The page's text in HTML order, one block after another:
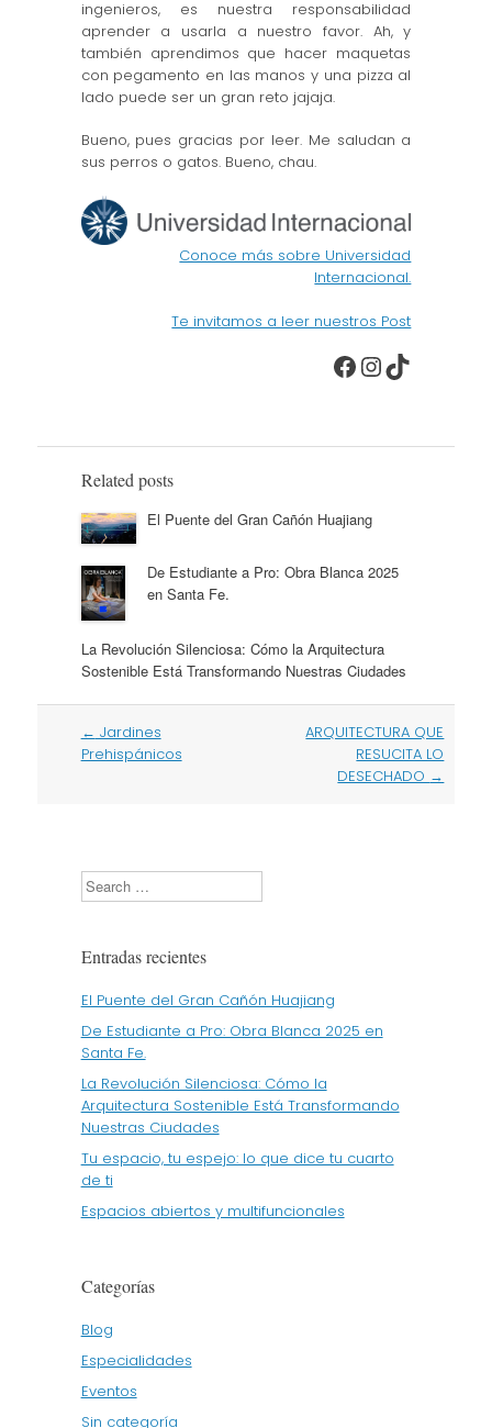
ingenieros, es nuestra responsabilidad
aprender a usarla a nuestro favor. Ah, y
también aprendimos que hacer maquetas
con pegamento en las manos y una pizza al
lado puede ser un gran reto jajaja.
Bueno, pues gracias por leer. Me saludan a
sus perros o gatos. Bueno, chau.
Conoce más sobre Universidad
Internacional.
Te invitamos a leer nuestros Post
Facebook
TikTok
Related posts
El Puente del Gran Cañón Huajiang
De Estudiante a Pro: Obra Blanca 2025
en Santa Fe.
La Revolución Silenciosa: Cómo la Arquitectura
Sostenible Está Transformando Nuestras Ciudades
Post
navigation
← Jardines
Prehispánicos
ARQUITECTURA QUE
RESUCITA LO
DESECHADO →
Search
Entradas recientes
El Puente del Gran Cañón Huajiang
De Estudiante a Pro: Obra Blanca 2025 en
Santa Fe.
La Revolución Silenciosa: Cómo la
Arquitectura Sostenible Está Transformando
Nuestras Ciudades
Tu espacio, tu espejo: lo que dice tu cuarto
de ti
Espacios abiertos y multifuncionales
Categorías
Blog
Especialidades
Eventos
Sin categoría